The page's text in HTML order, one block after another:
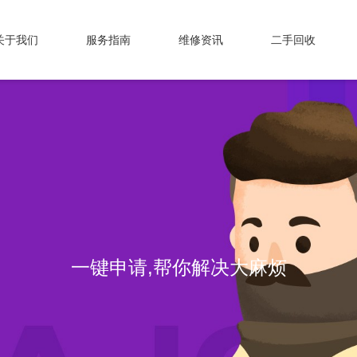
于我们 服务指南 维修资讯 二手回收
专业维修，我们值得信赖！